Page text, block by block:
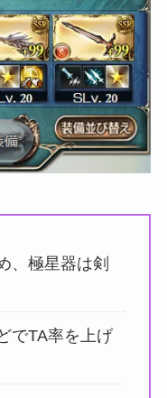
、極星器は剣
でTA率を上げ